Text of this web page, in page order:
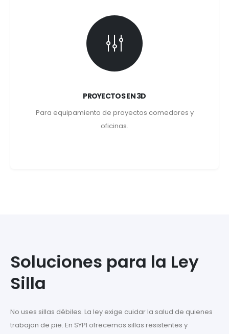
PROYECTOS EN 3D
Para equipamiento de proyectos comedores y
oficinas.
Soluciones para la Ley
Silla
No uses sillas débiles. La ley exige cuidar la salud de quienes
trabajan de pie. En SYPI ofrecemos sillas resistentes y